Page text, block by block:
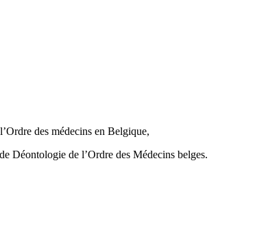
des médecins en Belgique,
Déontologie de l’Ordre des Médecins belges.